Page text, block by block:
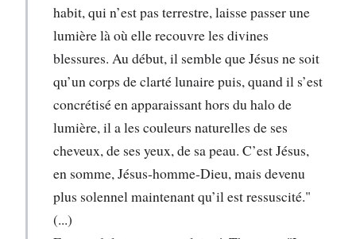
habit, qui n’est pas terrestre, laisse passer une
lumière là où elle recouvre les divines
blessures. Au début, il semble que Jésus ne soit
qu’un corps de clarté lunaire puis, quand il s’est
concrétisé en apparaissant hors du halo de
lumière, il a les couleurs naturelles de ses
cheveux, de ses yeux, de sa peau. C’est Jésus,
en somme, Jésus‑homme‑Dieu, mais devenu
plus solennel maintenant qu’il est ressuscité."
(...)